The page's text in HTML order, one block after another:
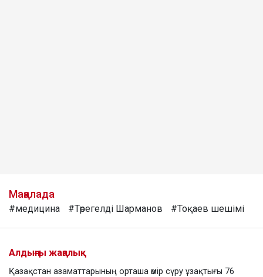
Мақалада
#медицина #Төрегелді Шарманов #Тоқаев шешімі
Алдыңғы жаңалық
Қазақстан азаматтарының орташа өмір сүру ұзақтығы 76